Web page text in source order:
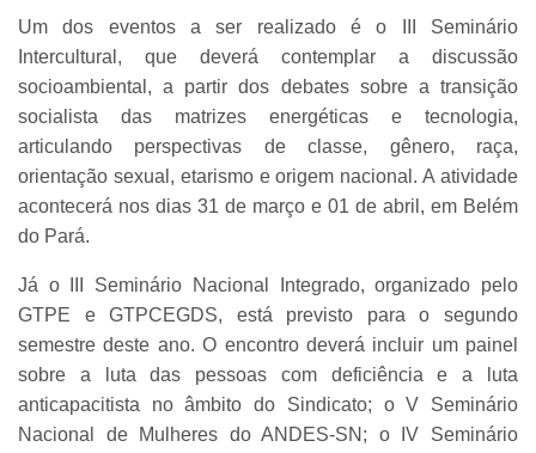
Um dos eventos a ser realizado é o III Seminário
Intercultural, que deverá contemplar a discussão
socioambiental, a partir dos debates sobre a transição
socialista das matrizes energéticas e tecnologia,
articulando perspectivas de classe, gênero, raça,
orientação sexual, etarismo e origem nacional. A atividade
acontecerá nos dias 31 de março e 01 de abril, em Belém
do Pará.
Já o III Seminário Nacional Integrado, organizado pelo
GTPE e GTPCEGDS, está previsto para o segundo
semestre deste ano. O encontro deverá incluir um painel
sobre a luta das pessoas com deficiência e a luta
anticapacitista no âmbito do Sindicato; o V Seminário
Nacional de Mulheres do ANDES-SN; o IV Seminário